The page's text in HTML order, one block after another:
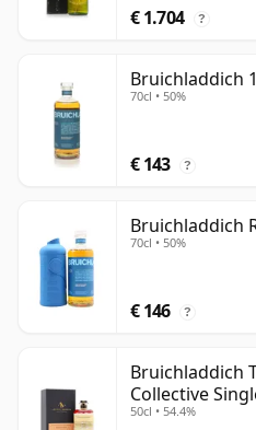
€ 1.704 ?
Bruichladdich
70cl • 50%
€ 143 ?
Bruichladdich
70cl • 50%
€ 146 ?
Bruichladdich
Collective
22 jaar oud
50cl • 54.4%